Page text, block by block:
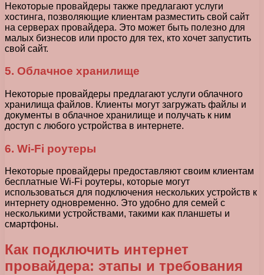
Некоторые провайдеры также предлагают услуги
хостинга, позволяющие клиентам разместить свой сайт
на серверах провайдера. Это может быть полезно для
малых бизнесов или просто для тех, кто хочет запустить
свой сайт.
5. Облачное хранилище
Некоторые провайдеры предлагают услуги облачного
хранилища файлов. Клиенты могут загружать файлы и
документы в облачное хранилище и получать к ним
доступ с любого устройства в интернете.
6. Wi-Fi роутеры
Некоторые провайдеры предоставляют своим клиентам
бесплатные Wi-Fi роутеры, которые могут
использоваться для подключения нескольких устройств к
интернету одновременно. Это удобно для семей с
несколькими устройствами, такими как планшеты и
смартфоны.
Как подключить интернет
провайдера: этапы и требования